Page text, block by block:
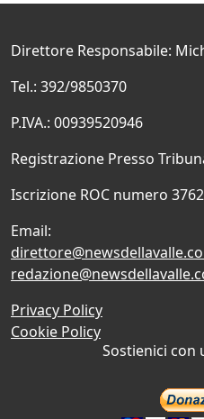
Direttore Responsabile:
Tel.: 392/9850370
P.IVA.: 00939520946
Registrazione Presso
Iscrizione ROC numero
Email:
Privacy Policy
Cookie Policy
Sostienici con